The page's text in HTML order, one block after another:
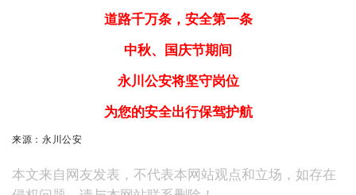
道路千万条，安全第一条
中秋、国庆节期间
永川公安将坚守岗位
为您的安全出行保驾护航
来源：永川公安
本文来自网友发表，不代表本网站观点和立场，如存在